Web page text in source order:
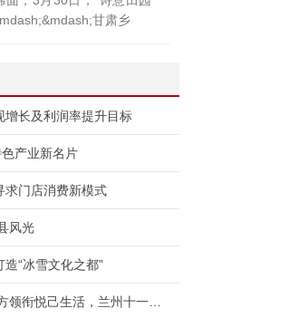
甘肃乡
增长及利润率提升目标
产业新名片
求门店消费新模式
风光
“冰雪文化之都”